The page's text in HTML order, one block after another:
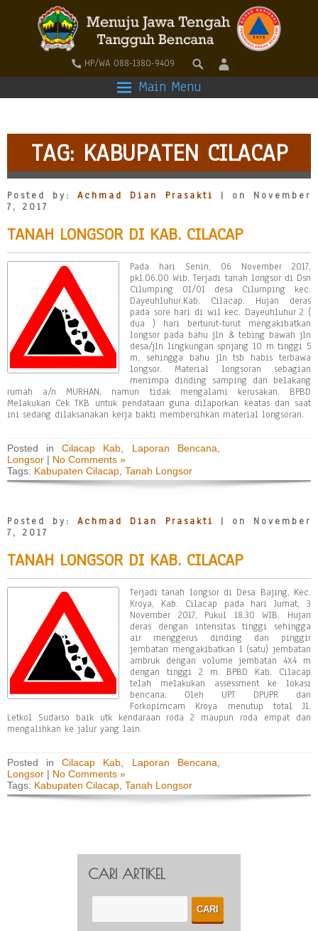
HP/WA 088-1380-9409
Main Menu
TAG: KABUPATEN CILACAP
Posted by:Achmad Dian Prasakti
| on November
7, 2017
TANAH LONGSOR DI KAB. CILACAP
Pada hari Senin, 06 November 2017,
pkl.06.00 Wib. Terjadi tanah longsor di Dsn
Cilumping 01/01 desa Cilumping kec.
Dayeuhluhur.Kab. Cilacap. Hujan deras
pada sore hari di wil kec. Dayeuhluhur 2 (
dua ) hari berturut-turut mengakibatkan
longsor pada bahu jln & tebing bawah jln
desa/jln lingkungan spnjang 10 m tinggi 5
m, sehingga bahu jln tsb habis terbawa
longsor. Material longsoran sebagian
menimpa dinding samping dan belakang
rumah a/n MURHAN, namun tidak mengalami kerusakan. BPBD
Melakukan Cek TKB untuk pendataan guna dilaporkan keatas dan saat
ini sedang dilaksanakan kerja bakti membersihkan material longsoran.
Posted inCilacap Kab Laporan Bencana
Longsor | No Comments »
Tags: Kabupaten Cilacap Tanah Longsor
Posted by:Achmad Dian Prasakti
| on November
7, 2017
TANAH LONGSOR DI KAB. CILACAP
Terjadi tanah longsor di Desa Bajing, Kec.
Kroya, Kab. Cilacap pada hari Jumat, 3
November 2017, Pukul 18.30 WIB. Hujan
deras dengan intensitas tinggi sehingga
air menggerus dinding dan pinggir
jembatan mengakibatkan 1 (satu) jembatan
ambruk dengan volume jembatan 4X4 m
dengan tinggi 2 m. BPBD Kab. Cilacap
telah melakukan assessment ke lokasi
bencana. Oleh UPT DPUPR dan
Forkopimcam Kroya menutup total Jl.
Letkol Sudarso baik utk kendaraan roda 2 maupun roda empat dan
mengalihkan ke jalur yang lain.
Posted inCilacap Kab Laporan Bencana
Longsor | No Comments »
Tags: Kabupaten Cilacap Tanah Longsor
CARI ARTIKEL